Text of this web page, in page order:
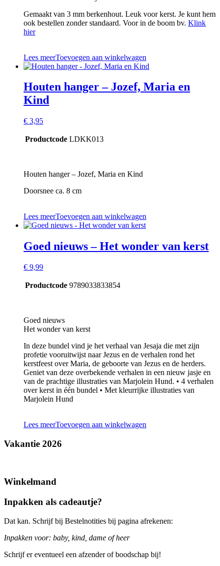
Gemaakt van 3 mm berkenhout. Leuk voor kerst. Je kunt hem
ook bestellen zonder standaard. Voor in de boom bv. Klink
hier
Lees meerToevoegen aan winkelwagen
Houten hanger – Jozef, Maria en
Kind
€ 3,95
Productcode LDKK013
Houten hanger – Jozef, Maria en Kind
Doorsnee ca. 8 cm
Lees meerToevoegen aan winkelwagen
Goed nieuws – Het wonder van kerst
€ 9,99
Productcode 9789033833854
Goed nieuws
Het wonder van kerst
In deze bundel vind je het verhaal van Jesaja die met zijn
profetie vooruitwijst naar Jezus en de verhalen rond het
kerstfeest over Maria, de geboorte van Jezus en de herders.
Geniet van deze overbekende verhalen in een nieuw jasje en
van de prachtige illustraties van Marjolein Hund. • 4 verhalen
over kerst in één bundel • Met kleurrijke illustraties van
Marjolein Hund
Lees meerToevoegen aan winkelwagen
Vakantie 2026
Winkelmand
Inpakken als cadeautje?
Dat kan. Schrijf bij Bestelnotities bij pagina afrekenen:
Inpakken voor: baby, kind, dame of heer
Schrijf er eventueel een afzender of boodschap bij!